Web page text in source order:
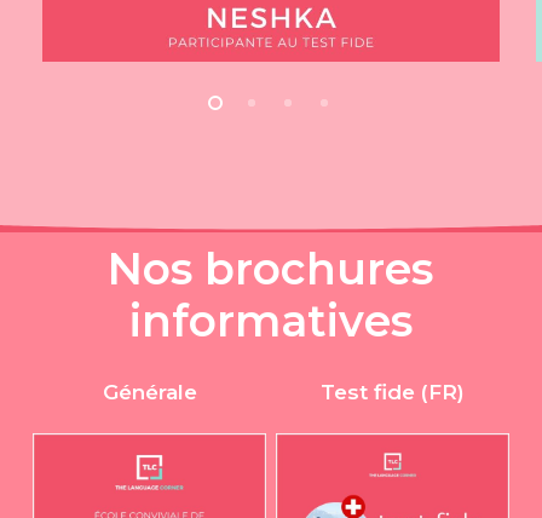
Nos brochures
informatives
Générale Test fide (FR)